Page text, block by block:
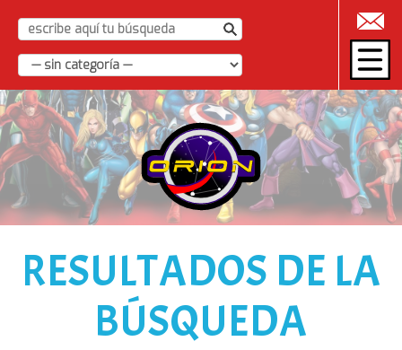
|
RESULTADOS DE LA
BÚSQUEDA